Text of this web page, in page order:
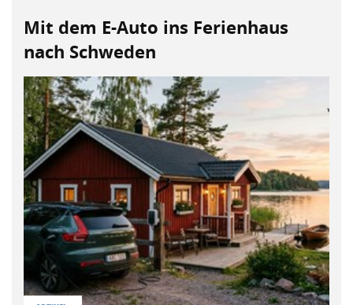
Mit dem E-Auto ins Ferienhaus
nach Schweden